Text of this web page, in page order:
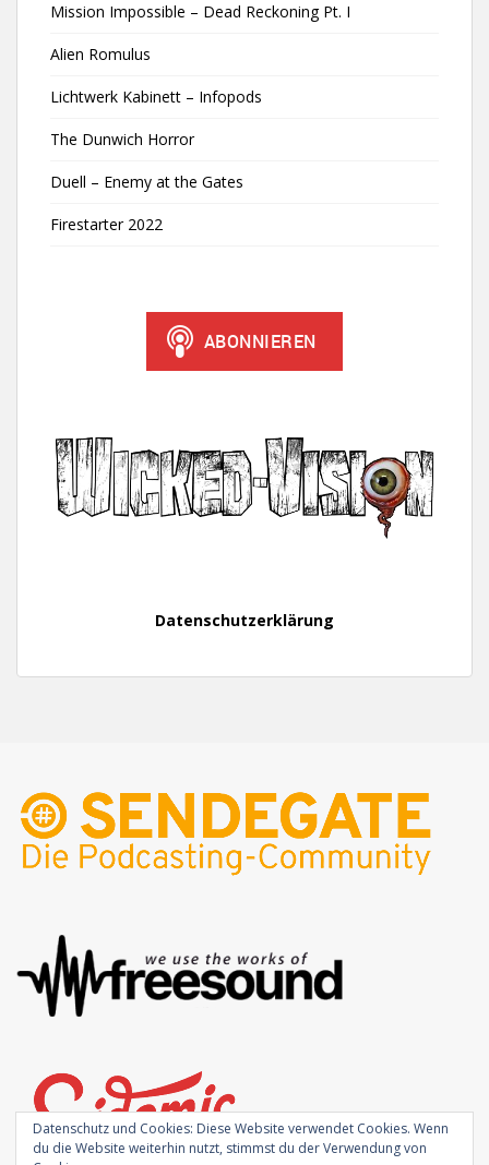
Mission Impossible – Dead Reckoning Pt. I
Alien Romulus
Lichtwerk Kabinett – Infopods
The Dunwich Horror
Duell – Enemy at the Gates
Firestarter 2022
Datenschutzerklärung
Datenschutz und Cookies: Diese Website verwendet Cookies. Wenn
du die Website weiterhin nutzt, stimmst du der Verwendung von